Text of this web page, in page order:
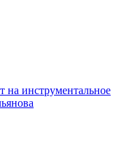
на инструментальное